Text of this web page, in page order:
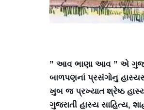
” આવ ભાણા આવ ” એ
બાળપણનાં પ્રસંગોનુ
ખુબ જ પ્રખ્યાત શ્રેષ્ઠ
ગુજરાતી હાસ્ય સાહિત્ય,